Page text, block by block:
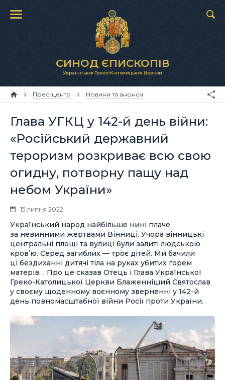
СИНОД ЄПИСКОПІВ
Української Греко-Католицької Церкви
Прес-центр Новини та анонси
Глава УГКЦ у 142-й день війни:
«Російський державний
тероризм розкриває всю свою
огидну, потворну пащу над
небом України»
15 липня 2022
Український народ найбільше нині плаче
за невинними жертвами Вінниці. Учора вінницькі
центральні площі та вулиці були залиті людською
кров’ю. Серед загиблих — троє дітей. Ми бачили
ці бездиханні дитячі тіла на руках убитих горем
матерів… Про це сказав Отець і Глава Української
Греко-Католицької Церкви Блаженніший Святослав
у своєму щоденному воєнному зверненні у 142-й
день повномасштабної війни Росії проти України.